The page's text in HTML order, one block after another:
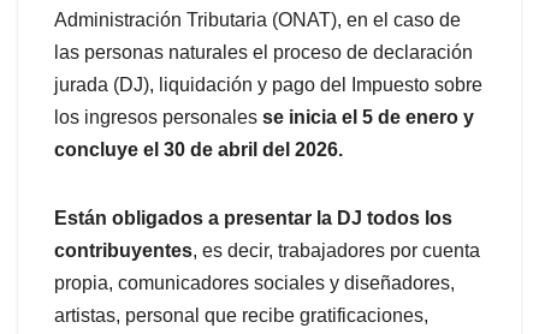
Administración Tributaria (ONAT), en el caso de
las personas naturales el proceso de declaración
jurada (DJ), liquidación y pago del Impuesto sobre
los ingresos personales se inicia el 5 de enero y
concluye el 30 de abril del 2026.
Están obligados a presentar la DJ todos los
contribuyentes, es decir, trabajadores por cuenta
propia, comunicadores sociales y diseñadores,
artistas, personal que recibe gratificaciones,